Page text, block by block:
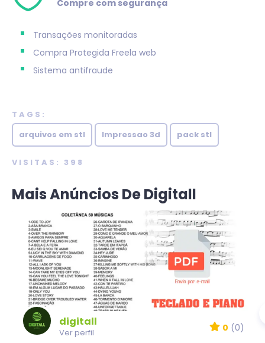
Compre com segurança
Transações monitoradas
Compra Protegida Freela web
Sistema antifraude
TAGS:
arquivos em stl
Impressao 3d pack stl
VISITAS: 398
Mais Anúncios De Digitall
digitall
Ver perfil 0 (0)